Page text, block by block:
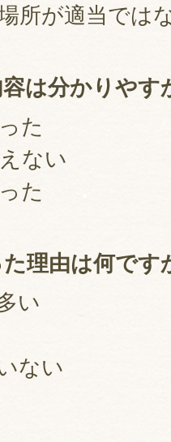
所が適当では
は分かりやす
た
ない
た
理由は何です
い
ない